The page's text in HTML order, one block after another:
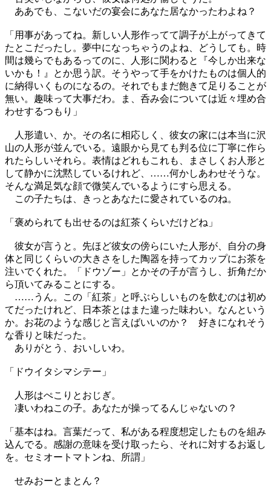
ああでも、こないだの宴会にあなた居なかったわよね？
「用事があってね。新しい人形作ってて調子が上がってきて
たとこだったし。夢中になっちゃうのよね、どうしても。時
間は幾らでもあるってのに、人形に関わると『今しか出来な
いかも！』とか思う訳。そうやって手をかけたものは個人的
に納得いくものになるの。それでもまだ飽きて足りることが
無い。趣味って大事だわ。ま、呑み会については近々埋め合
わせするつもり」
人形遣い、か。その名に相応しく、彼女の家には本当に沢
山の人形が並んでいる。遠眼から見ても判る位に丁寧に作ら
れたらしいそれら。表情はどれもこれも、まさしくお人形と
して静かに沈黙しているけれど、……何かしあわせそうな。
そんな満足気な顔で微笑んでいるようにすら思える。
この子たちは、きっとあなたに愛されているのね。
「褒められても出せるのは紅茶くらいだけどね」
彼女が言うと。先ほど彼女の傍らにいた人形が、自分の身
体と同じくらいの大きさをした陶器を持ってカップにお茶を
注いでくれた。「ドウゾー」とかその子が言うし、折角だか
ら頂いてみることにする。
……うん。この「紅茶」と呼ぶらしいものを飲むのは初め
てだったけれど、日本茶とはまた違った味わい。なんという
か。お花のような感じと言えばいいのか？ 好きになれそう
な香りと味だった。
ありがとう、おいしいわ。
「ドウイタシマシテー」
人形はぺこりとおじぎ。
凄いわねこの子。あなたが操ってるんじゃないの？
「基本はね。言葉だって、私がある程度想定したものを組み
込んでる。感謝の意味を受け取ったら、それに対するお返し
を。セミオートマトンね、所謂」
せみおーとまとん？